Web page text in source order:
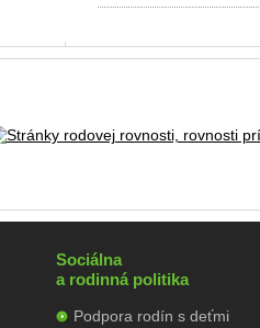
Sociálna
a rodinná politika
Podpora rodín s deťmi